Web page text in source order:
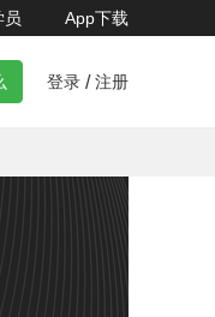
员 App下载
登录 / 注册